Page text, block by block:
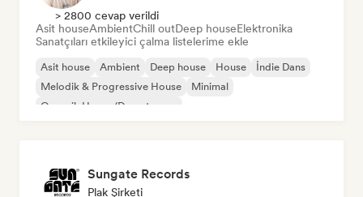
> 2800 cevap verildi
Asit houseAmbientChill outDeep houseElektronika
Sanatçıları etkileyici çalma listelerime ekle
Asit house Ambient Deep house House
İndie Dans
Melodik & Progressive House
Minimal
Organik House/Downtempo
Sungate Records
Plak Şirketi